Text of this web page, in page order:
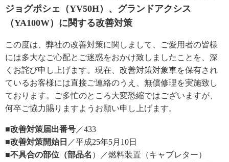
ジョグポシェ（YV50H）、グランドアクシス
（YA100W）に関する改善対策
この度は、弊社の改善対策に関しまして、ご愛用者の皆様
には多大なご心配とご迷惑をおかけ致しましたことを、深
くお詫び申し上げます。現在、改善対策対象車を保有され
ているお客様には直接ご連絡のうえ、無償修理を実施致し
ております。ご多忙のところ大変恐縮ではございますが、
何卒ご協力賜りますようお願い申し上げます。
■改善対策届出番号 ／433
■改善対策開始日 ／平成25年5月10日
■不具合の部位（部品名 ）／燃料装置（キャブレター）